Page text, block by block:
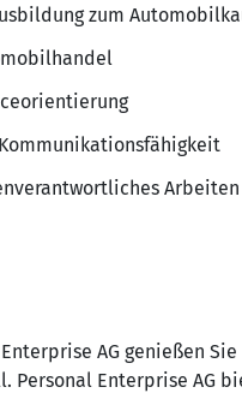
zum
Arbeiten
AG genießen
Personal Enterprise AG